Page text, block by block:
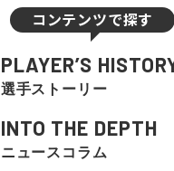
コンテンツで探す
PLAYER’S
選手ストーリー
INTO THE DEPTH
ニュースコラム